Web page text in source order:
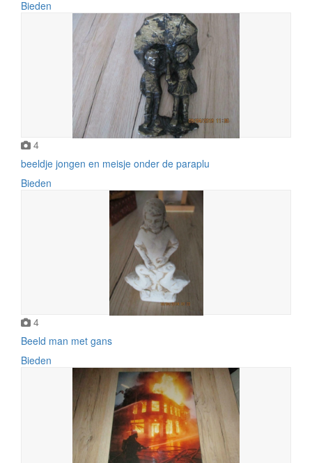
Bieden
4
beeldje jongen en meisje onder de paraplu
Bieden
4
Beeld man met gans
Bieden